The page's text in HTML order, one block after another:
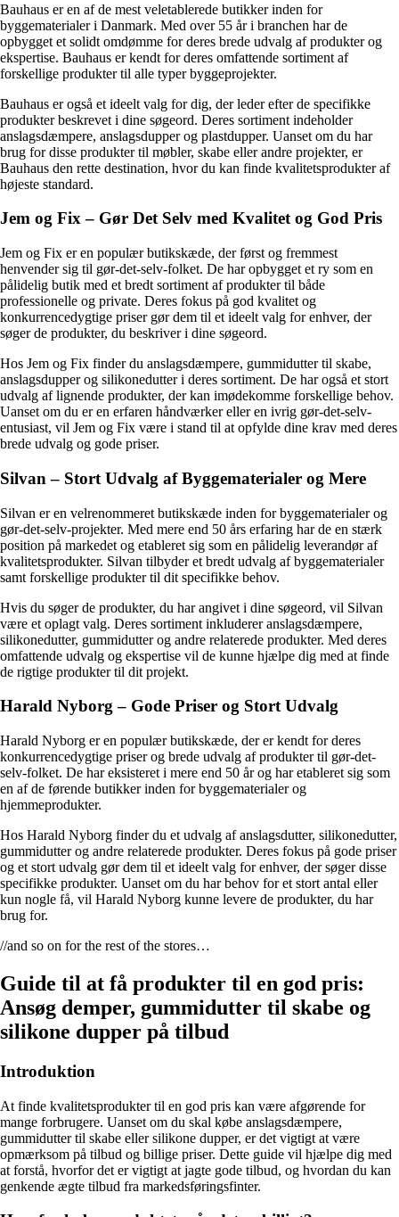
Bauhaus er en af de mest veletablerede butikker inden for
byggematerialer i Danmark. Med over 55 år i branchen har de
opbygget et solidt omdømme for deres brede udvalg af produkter og
ekspertise. Bauhaus er kendt for deres omfattende sortiment af
forskellige produkter til alle typer byggeprojekter.
Bauhaus er også et ideelt valg for dig, der leder efter de specifikke
produkter beskrevet i dine søgeord. Deres sortiment indeholder
anslagsdæmpere, anslagsdupper og plastdupper. Uanset om du har
brug for disse produkter til møbler, skabe eller andre projekter, er
Bauhaus den rette destination, hvor du kan finde kvalitetsprodukter af
højeste standard.
Jem og Fix – Gør Det Selv med Kvalitet og God Pris
Jem og Fix er en populær butikskæde, der først og fremmest
henvender sig til gør-det-selv-folket. De har opbygget et ry som en
pålidelig butik med et bredt sortiment af produkter til både
professionelle og private. Deres fokus på god kvalitet og
konkurrencedygtige priser gør dem til et ideelt valg for enhver, der
søger de produkter, du beskriver i dine søgeord.
Hos Jem og Fix finder du anslagsdæmpere, gummidutter til skabe,
anslagsdupper og silikonedutter i deres sortiment. De har også et stort
udvalg af lignende produkter, der kan imødekomme forskellige behov.
Uanset om du er en erfaren håndværker eller en ivrig gør-det-selv-
entusiast, vil Jem og Fix være i stand til at opfylde dine krav med deres
brede udvalg og gode priser.
Silvan – Stort Udvalg af Byggematerialer og Mere
Silvan er en velrenommeret butikskæde inden for byggematerialer og
gør-det-selv-projekter. Med mere end 50 års erfaring har de en stærk
position på markedet og etableret sig som en pålidelig leverandør af
kvalitetsprodukter. Silvan tilbyder et bredt udvalg af byggematerialer
samt forskellige produkter til dit specifikke behov.
Hvis du søger de produkter, du har angivet i dine søgeord, vil Silvan
være et oplagt valg. Deres sortiment inkluderer anslagsdæmpere,
silikonedutter, gummidutter og andre relaterede produkter. Med deres
omfattende udvalg og ekspertise vil de kunne hjælpe dig med at finde
de rigtige produkter til dit projekt.
Harald Nyborg – Gode Priser og Stort Udvalg
Harald Nyborg er en populær butikskæde, der er kendt for deres
konkurrencedygtige priser og brede udvalg af produkter til gør-det-
selv-folket. De har eksisteret i mere end 50 år og har etableret sig som
en af de førende butikker inden for byggematerialer og
hjemmeprodukter.
Hos Harald Nyborg finder du et udvalg af anslagsdutter, silikonedutter,
gummidutter og andre relaterede produkter. Deres fokus på gode priser
og et stort udvalg gør dem til et ideelt valg for enhver, der søger disse
specifikke produkter. Uanset om du har behov for et stort antal eller
kun nogle få, vil Harald Nyborg kunne levere de produkter, du har
brug for.
//and so on for the rest of the stores…
Guide til at få produkter til en god pris:
Ansøg demper, gummidutter til skabe og
silikone dupper på tilbud
Introduktion
At finde kvalitetsprodukter til en god pris kan være afgørende for
mange forbrugere. Uanset om du skal købe anslagsdæmpere,
gummidutter til skabe eller silikone dupper, er det vigtigt at være
opmærksom på tilbud og billige priser. Dette guide vil hjælpe dig med
at forstå, hvorfor det er vigtigt at jagte gode tilbud, og hvordan du kan
genkende ægte tilbud fra markedsføringsfinter.